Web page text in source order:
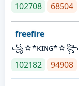
102708
68504
freefire
꧁☆*κɪɴɢ*☆꧂
102182
94908